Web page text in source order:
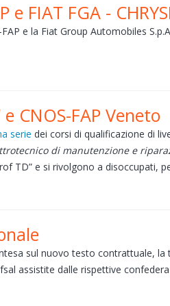
FIAT FGA -
e la Fiat Group Automobiles
CNOS-FAP Veneto
serie dei corsi di qualificazione di
di manutenzione e
TD” e si rivolgono a
sul nuovo testo contrattuale,
assistite dalle rispettive